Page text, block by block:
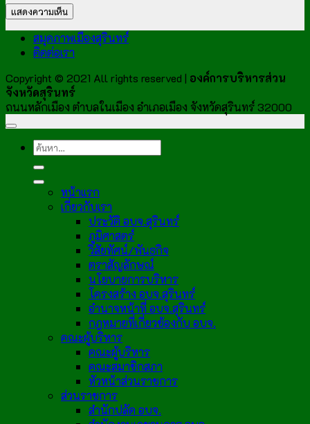
สมุดภาพเมืองสุรินทร์
ติดต่อเรา
Copyright © 2021 All rights reserved | องค์การบริหารส่วน
จังหวัดสุรินทร์
ถนนหลักเมือง ตำบลในเมือง อำเภอเมือง จังหวัดสุรินทร์ 32000
หน้าแรก
เกี่ยวกับเรา
ประวัติ อบจ.สุรินทร์
ภูมิศาสตร์
วิสัยทัศน์/พันธกิจ
ตราสัญลักษณ์
นโยบายการบริหาร
โครงสร้าง อบจ.สุรินทร์
อำนาจหน้าที่ อบจ.สุรินทร์
กฎหมายที่เกี่ยวข้องกับ อบจ.
คณะผู้บริหาร
คณะผู้บริหาร
คณะสมาชิกสภา
หัวหน้าส่วนราชการ
ส่วนราชการ
สำนักปลัด อบจ.